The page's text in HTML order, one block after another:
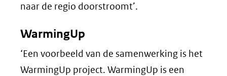
naar de regio doorstroomt’.
WarmingUp
‘Een voorbeeld van de samenwerking is het
WarmingUp project. WarmingUp is een